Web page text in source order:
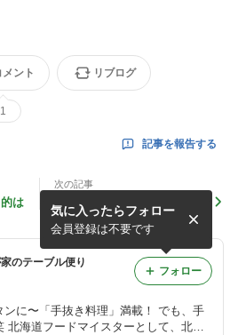
メント
1
リブログ
記事を報告する
は
次の記事
夫が喜ぶ牛肉のおかず「牛の
たたき」
のテーブル便り
に〜「手抜き料理」満載！ でも、手
海道フードマイスターとして、北海
気に入ったらフォロー
会員登録は不要です
フォロー